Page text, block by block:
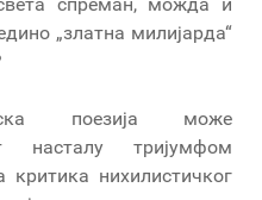
„златна милијарда“
поезија може
насталу тријумфом
критика нихилистичког